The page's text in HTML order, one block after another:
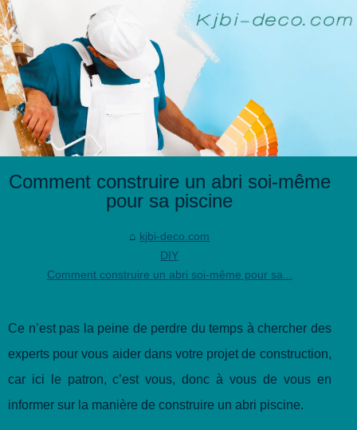
Comment construire un abri soi-même
pour sa piscine
kjbi-deco.com
DIY
Comment construire un abri soi-même pour sa...
Ce n’est pas la peine de perdre du temps à chercher des
experts pour vous aider dans votre projet de construction,
car ici le patron, c’est vous, donc à vous de vous en
informer sur la manière de construire un abri piscine.